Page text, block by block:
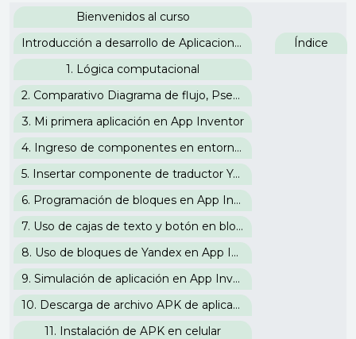
Perfilado de sección
Bienvenidos al curso
Introducción a desarrollo de Aplicaciones para Android
Índice
1. Lógica computacional
2. Comparativo Diagrama de flujo, Pseudocódigo, Lenguaje C y Bloques de App Inventor
3. Mi primera aplicación en App Inventor
4. Ingreso de componentes en entorno visual de App Inventor
5. Insertar componente de traductor Yandex en App Inventor
6. Programación de bloques en App Inventor
7. Uso de cajas de texto y botón en bloques de App Inventor
8. Uso de bloques de Yandex en App Inventor
9. Simulación de aplicación en App Inventor
10. Descarga de archivo APK de aplicación en App Inventor
11. Instalación de APK en celular